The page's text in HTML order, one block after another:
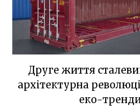
Друге життя
архітектурна
еко-